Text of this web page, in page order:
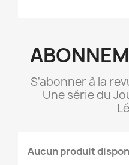
S'abonner à la
Une série du
Aucun produit